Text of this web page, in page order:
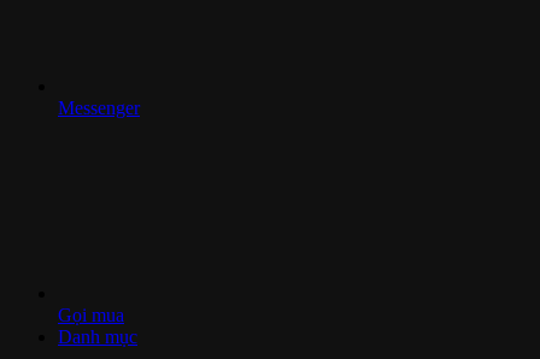
Messenger
Gọi mua
Danh mục